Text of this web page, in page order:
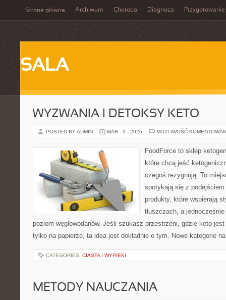
Strona główna Archiwum Choroba Diagnoza Przygotowanie
SALA
WYZWANIA I DETOKSY KETO
POSTED BY ADMIN MAR - 9 - 2026 MOŻLIWOŚĆ
FoodForce to sklep
które chcą jeść
czegoś rezygnują. To
spotykają się z
produkty, które wspierają
tłuszczach, a
poziom węglowodanów. Jeśli szukasz przestrzeni, gdzie keto
tylko na papierze, ta idea jest dokładnie o tym. Nowe kategorie
CATEGORIES: CIASTA I WYPIEKI
METODY NAUCZANIA